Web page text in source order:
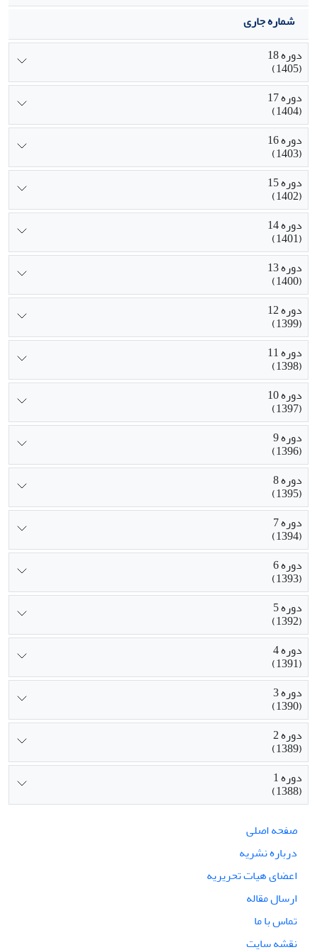
شماره جاری
دوره 18
(1405)
دوره 17
(1404)
دوره 16
(1403)
دوره 15
(1402)
دوره 14
(1401)
دوره 13
(1400)
دوره 12
(1399)
دوره 11
(1398)
دوره 10
(1397)
دوره 9
(1396)
دوره 8
(1395)
دوره 7
(1394)
دوره 6
(1393)
دوره 5
(1392)
دوره 4
(1391)
دوره 3
(1390)
دوره 2
(1389)
دوره 1
(1388)
صفحه اصلی
درباره نشریه
اعضای هیات تحریریه
ارسال مقاله
تماس با ما
نقشه سایت